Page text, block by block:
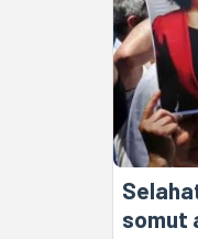
somut